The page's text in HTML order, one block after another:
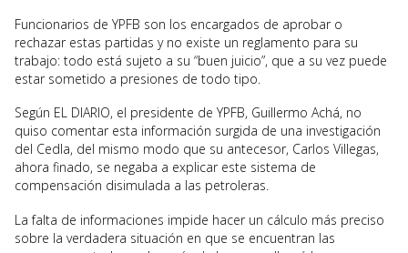
Funcionarios de YPFB son los encargados de aprobar o
rechazar estas partidas y no existe un reglamento para su
trabajo: todo está sujeto a su “buen juicio”, que a su vez puede
estar sometido a presiones de todo tipo.
Según EL DIARIO, el presidente de YPFB, Guillermo Achá, no
quiso comentar esta información surgida de una investigación
del Cedla, del mismo modo que su antecesor, Carlos Villegas,
ahora finado, se negaba a explicar este sistema de
compensación disimulada a las petroleras.
La falta de informaciones impide hacer un cálculo más preciso
sobre la verdadera situación en que se encuentran las